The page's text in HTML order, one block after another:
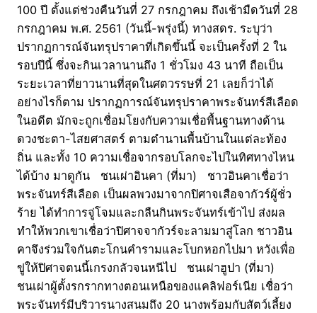
100 ปี ตั้งแต่ช่วงคืนวันที่ 27 กรกฎาคม ถึงเช้ามืดวันที่ 28
กรกฎาคม พ.ศ. 2561 (วันนี้-พรุ่งนี้) ทางสดร. ระบุว่า
ปรากฏการณ์จันทรุปราคาที่เกิดขึ้นนี้ จะเป็นครั้งที่ 2 ใน
รอบปีนี้ ซึ่งจะกินเวลานานถึง 1 ชั่วโมง 43 นาที ถือเป็น
ระยะเวลาที่ยาวนานที่สุดในศตวรรษที่ 21 เลยก็ว่าได้
อย่างไรก็ตาม ปรากฏการณ์จันทรุปราคาพระจันทร์สีเลือด
ในอดีต มักจะถูกเชื่อมโยงกับความเชื่อพื้นฐานทางด้าน
ดวงชะตา-ไสยศาสตร์ ตามตำนานพื้นบ้านในแต่ละท้อง
ถิ่น และทั้ง 10 ความเชื่อจากรอบโลกจะไปในทิศทางไหน
ได้บ้าง มาดูกัน ชนเผ่าอินคา (ที่มา) ชาวอินคาเชื่อว่า
พระจันทร์สีเลือด เป็นผลพวงมาจากปิศาจเสือจากัวร์ผู้ชั่ว
ร้าย ได้ทำการจู่โจมและกลืนกินพระจันทร์เข้าไป ส่งผล
ทำให้พวกเขาเชื่อว่าปิศาจจากัวร์จะลามมาสู่โลก ชาวอิน
คาจึงร่วมใจกันตะโกนคำรามและโบกหอกไปมา หวังเพื่อ
ขู่ให้ปิศาจตนนี้เกรงกลัวจนหนีไป ชนเผ่าฮูปา (ที่มา)
ชนเผ่าผู้ตั้งรกรากทางตอนเหนือของแคลิฟอร์เนีย เชื่อว่า
พระจันทร์มีบริวารนางสนมถึง 20 นางพร้อมกับสัตว์เลี้ยง